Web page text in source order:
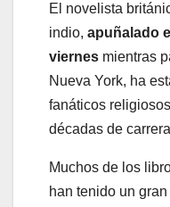
El novelista
indio, apuñalado
viernes mientras
Nueva York, ha
fanáticos
décadas de
Muchos de los
han tenido un